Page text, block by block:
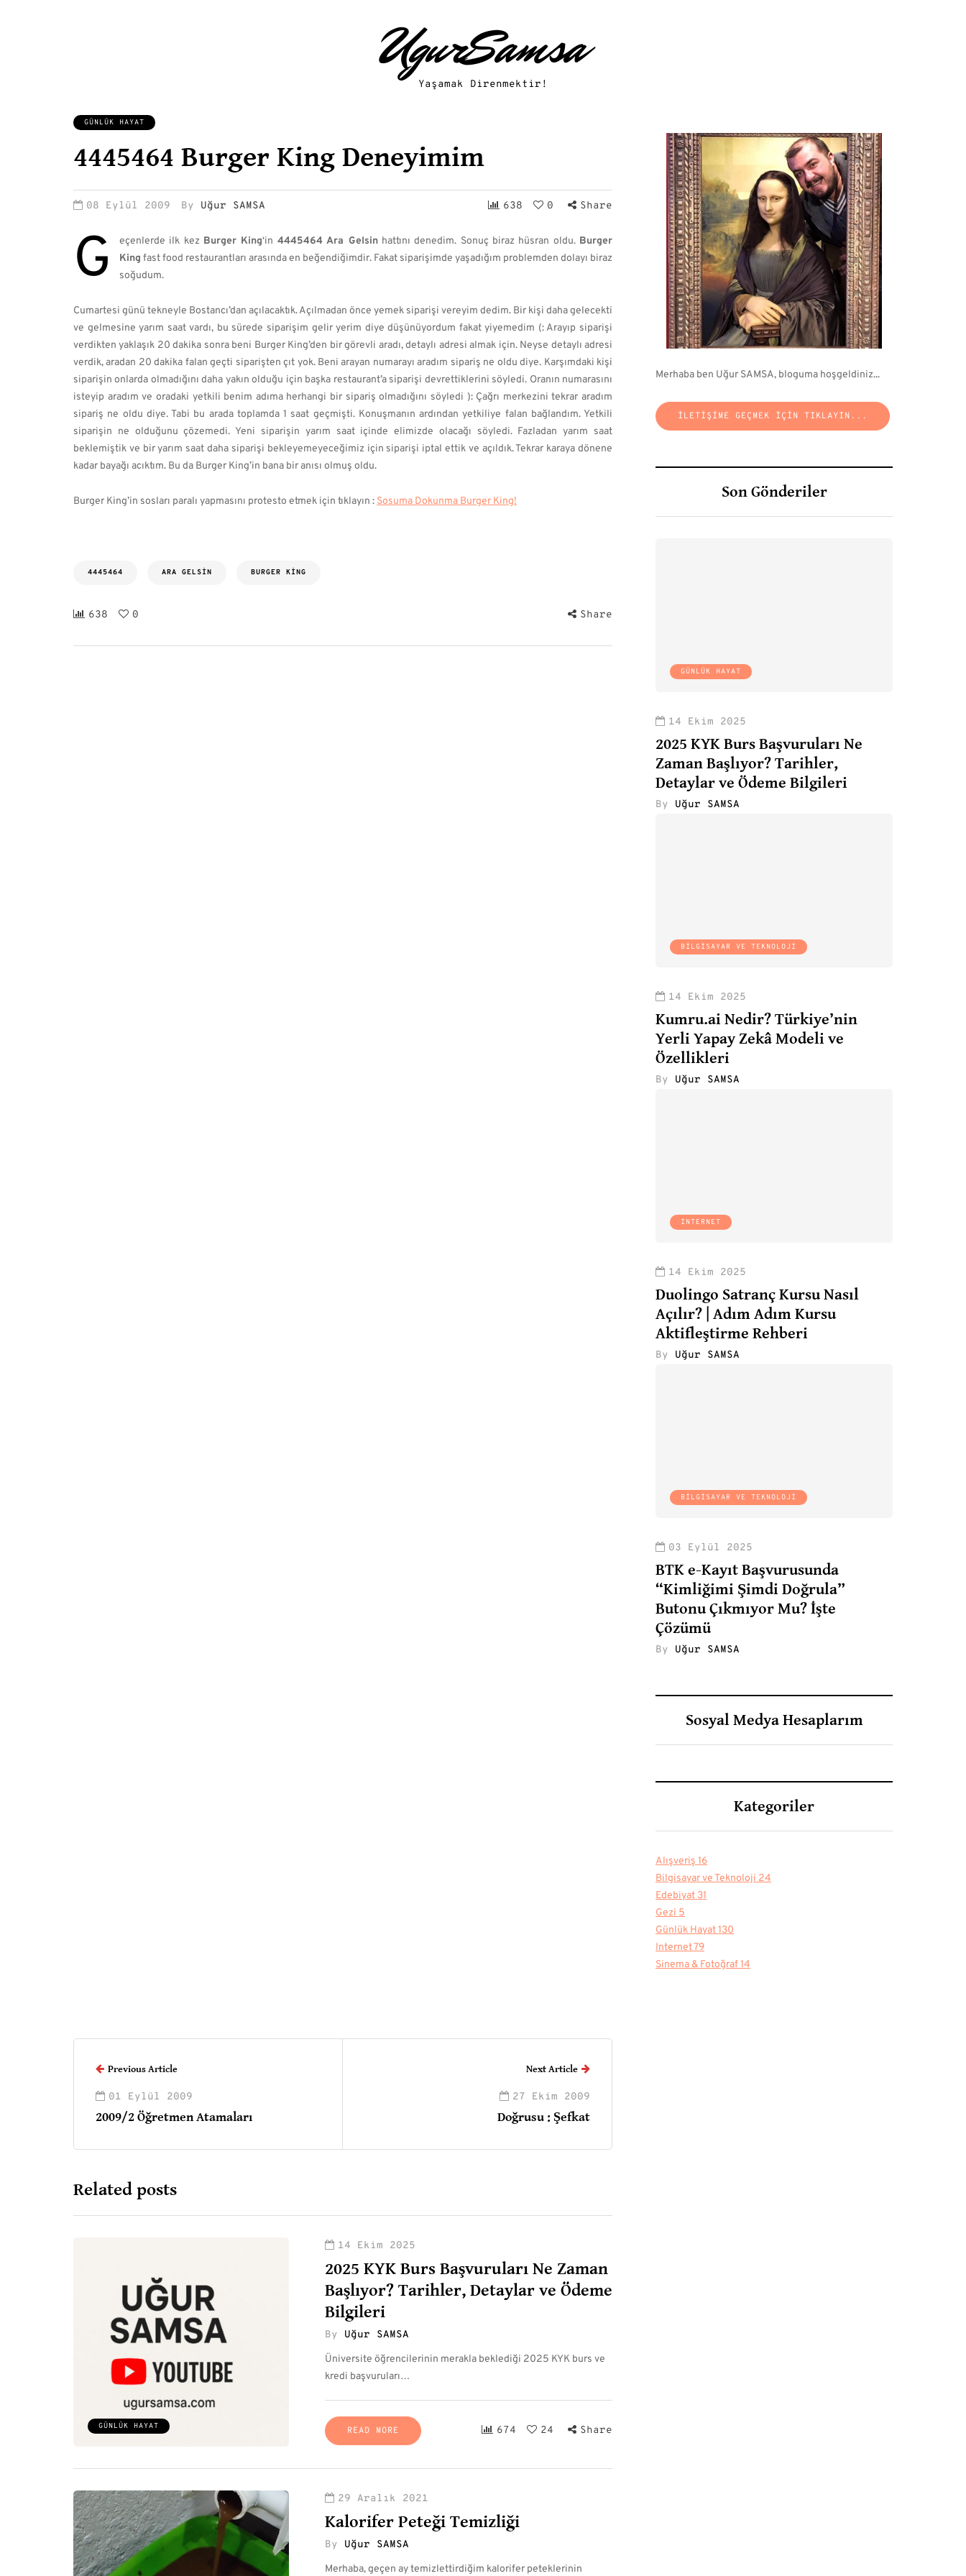
UgurSamsa
Yaşamak Direnmektir!
GÜNLÜK HAYAT
4445464 Burger King Deneyimim
08 Eylül 2009 By Uğur SAMSA 638 0 Share
G eçenlerde ilk kez Burger King‘in 4445464 Ara Gelsinhattını denedim. Sonuç biraz hüsran oldu. Burger
King fast food restaurantları arasında en beğendiğimdir. Fakat siparişimde yaşadığım problemden dolayı biraz
soğudum.
Cumartesi günü tekneyle Bostancı’dan açılacaktık. Açılmadan önce yemek siparişi vereyim dedim. Bir kişi daha gelecekti
ve gelmesine yarım saat vardı, bu sürede siparişim gelir yerim diye düşünüyordum fakat yiyemedim (: Arayıp siparişi
verdikten yaklaşık 20 dakika sonra beni Burger King’den bir görevli aradı, detaylı adresi almak için. Neyse detaylı adresi
verdik, aradan 20 dakika falan geçti siparişten çıt yok. Beni arayan numarayı aradım sipariş ne oldu diye. Karşımdaki kişi
siparişin onlarda olmadığını daha yakın olduğu için başka restaurant’a siparişi devrettiklerini söyledi. Oranın numarasını
isteyip aradım ve oradaki yetkili benim adıma herhangi bir sipariş olmadığını söyledi ): Çağrı merkezini tekrar aradım
sipariş ne oldu diye. Tabi bu arada toplamda 1 saat geçmişti. Konuşmanın ardından yetkiliye falan bağlandım. Yetkili
siparişin ne olduğunu çözemedi. Yeni siparişin yarım saat içinde elimizde olacağı söyledi. Fazladan yarım saat
beklemiştik ve bir yarım saat daha siparişi bekleyemeyeceğimiz için siparişi iptal ettik ve açıldık. Tekrar karaya dönene
kadar bayağı acıktım. Bu da Burger King’in bana bir anısı olmuş oldu.
Burger King’in sosları paralı yapmasını protesto etmek için tıklayın : Sosuma Dokunma Burger King!
4445464 ARA GELSIN BURGER KING
638 0 Share
Merhaba ben Uğur SAMSA, bloguma hoşgeldiniz...
İLETIŞIME GEÇMEK IÇIN TIKLAYIN...
Son Gönderiler
GÜNLÜK HAYAT
14 Ekim 2025
2025 KYK Burs Başvuruları Ne
Zaman Başlıyor? Tarihler,
Detaylar ve Ödeme Bilgileri
By Uğur SAMSA
BILGISAYAR VE TEKNOLOJI
14 Ekim 2025
Kumru.ai Nedir? Türkiye’nin
Yerli Yapay Zekâ Modeli ve
Özellikleri
By Uğur SAMSA
INTERNET
14 Ekim 2025
Duolingo Satranç Kursu Nasıl
Açılır? | Adım Adım Kursu
Aktifleştirme Rehberi
By Uğur SAMSA
BILGISAYAR VE TEKNOLOJI
03 Eylül 2025
BTK e-Kayıt Başvurusunda
“Kimliğimi Şimdi Doğrula”
Butonu Çıkmıyor Mu? İşte
Çözümü
By Uğur SAMSA
Sosyal Medya Hesaplarım
Kategoriler
Alışveriş 16
Bilgisayar ve Teknoloji 24
Edebiyat 31
Gezi 5
Günlük Hayat130
Internet79
Sinema & Fotoğraf14
Previous Article
01 Eylül 2009
2009/2 Öğretmen Atamaları
Next Article
27 Ekim 2009
Doğrusu : Şefkat
Related posts
GÜNLÜK HAYAT
14 Ekim 2025
2025 KYK Burs Başvuruları Ne Zaman
Başlıyor? Tarihler, Detaylar ve Ödeme
Bilgileri
By Uğur SAMSA
Üniversite öğrencilerinin merakla beklediği 2025 KYK burs ve
kredi başvuruları…
READ MORE 674 24 Share
29 Aralık 2021
Kalorifer Peteği Temizliği
By Uğur SAMSA
Merhaba, geçen ay temizlettirdiğim kalorifer peteklerinin